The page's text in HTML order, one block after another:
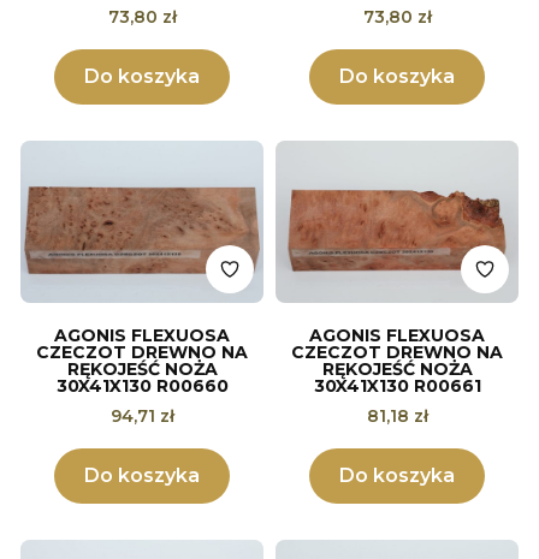
Cena
73,80 zł
Do koszyka
Cena
73,80 zł
Do koszyka
AGONIS FLEXUOSA
CZECZOT DREWNO NA
RĘKOJEŚĆ NOŻA
30X41X130 R00660
Cena
94,71 zł
Do koszyka
AGONIS FLEXUOSA
CZECZOT DREWNO NA
RĘKOJEŚĆ NOŻA
30X41X130 R00661
Cena
81,18 zł
Do koszyka